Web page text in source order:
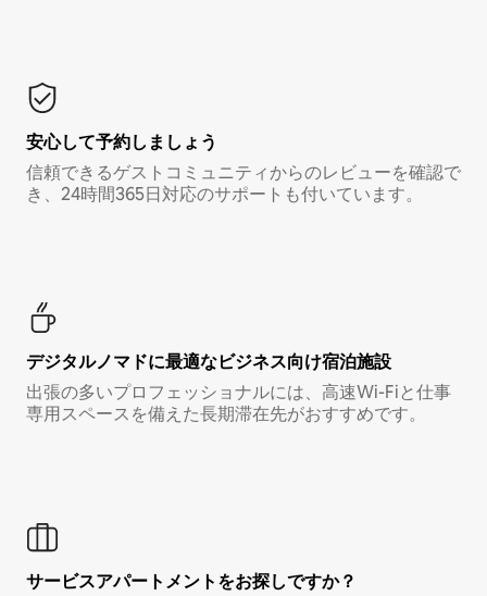
安心して予約しましょう
信頼できるゲストコミュニティからのレビューを確認で
き、24時間365日対応のサポートも付いています。
デジタルノマド⁠に最⁠適⁠なビ⁠ジ⁠ネ⁠ス⁠向⁠け宿⁠泊⁠施⁠設
出張の多いプロフェッショナルには、高速Wi-Fiと仕事
専用スペースを備えた長期滞在先がおすすめです。
サービスアパートメントをお探しですか？